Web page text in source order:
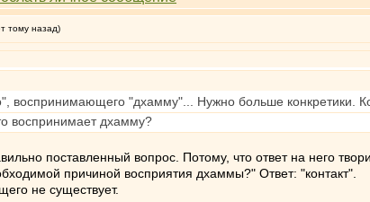
тому назад)
воспринимающего "дхамму"... Нужно больше конкретики.
воспринимает дхамму?
поставленный вопрос. Потому, что ответ на него
причиной восприятия дхаммы?" Ответ: "контакт".
не существует.